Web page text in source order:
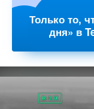
Только то,
дня» в